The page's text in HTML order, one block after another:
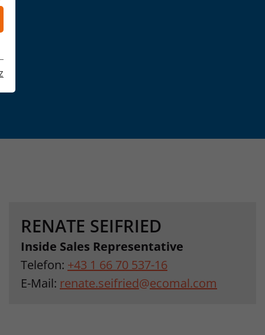
RENATE SEIFRIED
Inside Sales Representative
Telefon: +43 1 66 70 537-16
E-Mail: renate.seifried@ecomal.com